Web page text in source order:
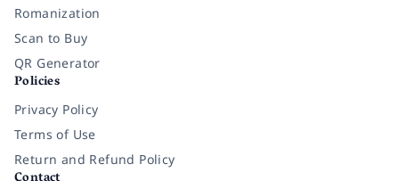
Romanization
Scan to Buy
QR Generator
Policies
Privacy Policy
Terms of Use
Return and Refund Policy